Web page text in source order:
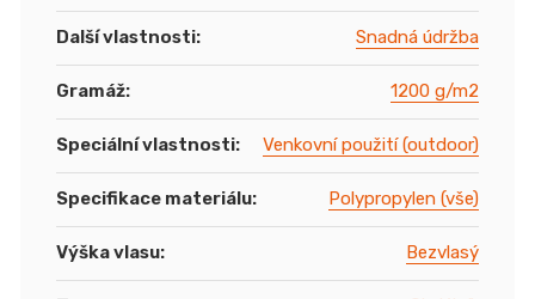
Další vlastnosti: Snadná údržba
Gramáž: 1200 g/m2
Speciální vlastnosti: Venkovní použití (outdoor)
Specifikace materiálu: Polypropylen (vše)
Výška vlasu: Bezvlasý